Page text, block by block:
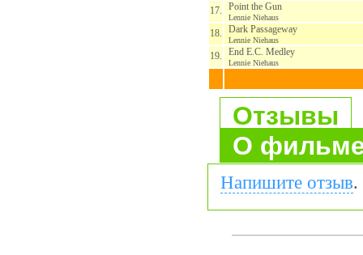
17. Point the Gun
Lennie Niehaus
18. Dark Passageway
Lennie Niehaus
19. End E.C. Medley
Lennie Niehaus
Отзывы
О
Напишите отзыв.